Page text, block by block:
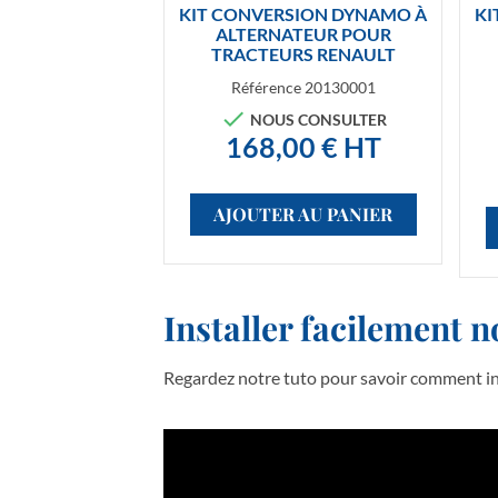
Aperçu rapide
KIT CONVERSION DYNAMO À
ALTERNATEUR POUR
TRACTEURS RENAULT
Référence20130001
 NOUS CONSULTER
168,00 € HT
AJOUTER AU PANIER
Installer facilement
Regardez notre tuto pour savoir comment